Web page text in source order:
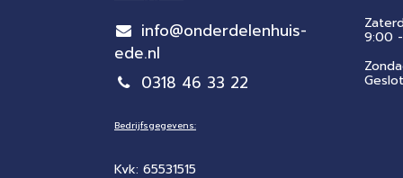
info@onderdelenhuis-
ede.nl
0318 46 33 22
Bedrijfsgegevens:
Kvk: 65531515
​9:00